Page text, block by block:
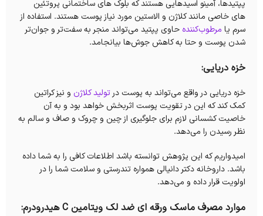
پپتیدها، آمینو اسیدهایی هستند که بلوک های ساختمانی پروتئین
های خاصی مانند کلاژن و الاستین مورد نیاز پوست هستند. استفاده از
سرم یا مرطوب‌کننده حاوی پپتید می‌تواند منجر به سفت‌تر و جوان‌تر
شدن پوست و حتا به کاهش جوش‌ها بیانجامد.
خزه دریایی:
خزه دریایی در واقع می‌تواند به پوست درتولید کلاژن و نیز کراتین
کمک کند که این در تقویت پوست اثربخش خواهد بود و به آن
خاصیت کشسانی لازم برای جلوگیری از چین و چروک و صاف و سالم به
نظر رسیدن را می‌دهد.
امیدواریم که این پژوهش توانسته باشد اطلاعات کافی را به شما داده
باشد. داروخانه دکتر دانیالی همواره تندرستی و سلامت شما را در
اولویت قرار داده و می‌دهد.
موارد مصرف ماسک ورقه ای ضد لک ویتامین C هیدرودرم: